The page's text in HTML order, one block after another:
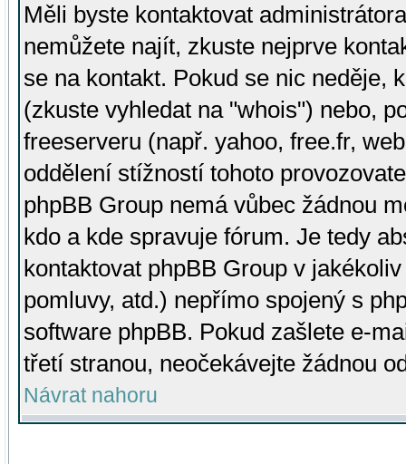
Měli byste kontaktovat
nemůžete najít, zkuste nejprve
se na kontakt. Pokud se nic neděje,
(zkuste vyhledat na "whois") nebo,
freeserveru (např. yahoo, free.fr,
oddělení stížností tohoto
phpBB Group nemá vůbec žádnou
kdo a kde spravuje fórum. Je tedy
kontaktovat phpBB Group v
pomluvy, atd.) nepřímo spojený s
software phpBB. Pokud zašlete e-
třetí stranou, neočekávejte žádnou
Návrat nahoru